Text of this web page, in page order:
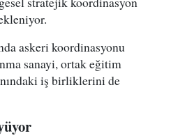
askeri koordinasyonu
sanayi, ortak eğitim
iş birliklerini de